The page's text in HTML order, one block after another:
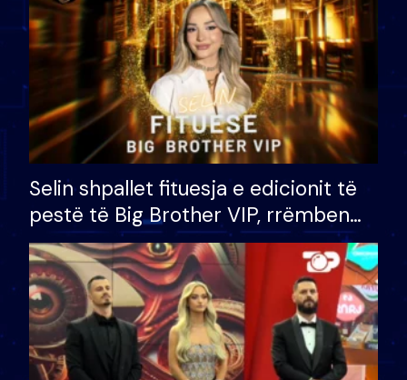
Selin shpallet fituesja e edicionit të
pestë të Big Brother VIP, rrëmben
çmimin e madh prej 100 mijë eurosh